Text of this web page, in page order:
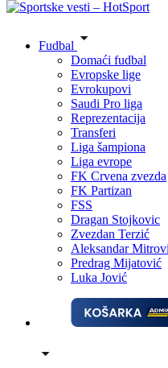
Fudbal
Domaći fudbal
Evropske lige
Evrokupovi
Saudi Pro liga
Reprezentacija
Transferi
Liga šampiona
Liga evrope
FK Crvena zvezda
FK Partizan
FSS
Dragan Stojkovic
Zvezdan Terzić
Aleksandar
Predrag Mijatović
Luka Jović